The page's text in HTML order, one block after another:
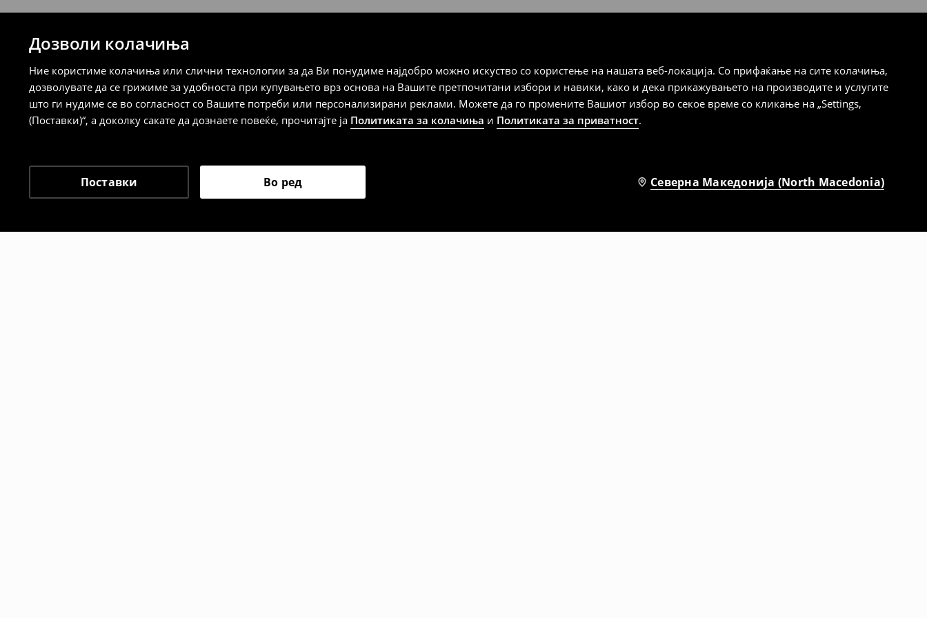
Дозволи колачиња
Ние користиме колачиња или слични технологии за да Ви понудиме најдобро можно искуство со користење на нашата веб-локација. Со прифаќање на сите колачиња,
дозволувате да се грижиме за удобноста при купувањето врз основа на Вашите претпочитани избори и навики, како и дека прикажувањето на производите и услугите
што ги нудиме се во согласност со Вашите потреби или персонализирани реклами. Можете да го промените Вашиот избор во секое време со кликање на „Settings,
(Поставки)“, а доколку сакате да дознаете повеќе, прочитајте ја Политиката за колачиња и Политиката за приватност.
Поставки Во ред Северна Македонија (North Macedonia)
Политика на враќање
Кога ќе ја примите нарачката, имате 30 дена од тој датум да се
спроведе поврат на сите несакани или несоодветни производи. Ако
сакате да направите бесплатен поврат на артиклите, тоа може да го
направите во нашите продавници. Исто така, производот може да
⟶Политика на поврат